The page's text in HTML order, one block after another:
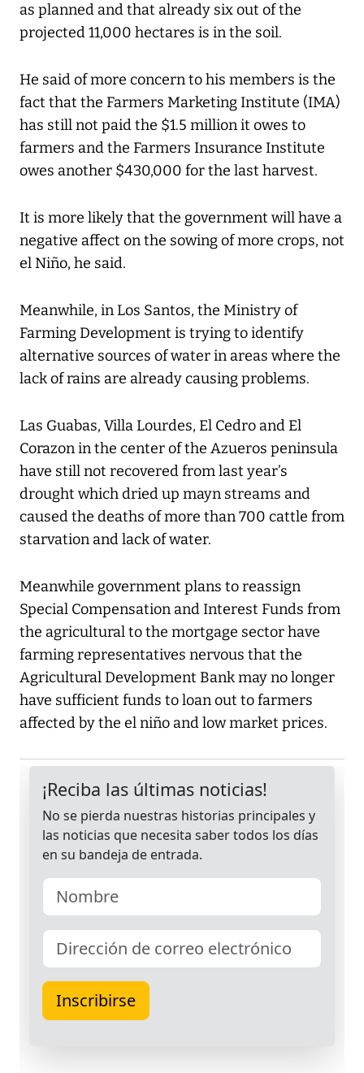
as planned and that already six out of the
projected 11,000 hectares is in the soil.
He said of more concern to his members is the
fact that the Farmers Marketing Institute (IMA)
has still not paid the $1.5 million it owes to
farmers and the Farmers Insurance Institute
owes another $430,000 for the last harvest.
It is more likely that the government will have a
negative affect on the sowing of more crops, not
el Niño, he said.
Meanwhile, in Los Santos, the Ministry of
Farming Development is trying to identify
alternative sources of water in areas where the
lack of rains are already causing problems.
Las Guabas, Villa Lourdes, El Cedro and El
Corazon in the center of the Azueros peninsula
have still not recovered from last year’s
drought which dried up mayn streams and
caused the deaths of more than 700 cattle from
starvation and lack of water.
Meanwhile government plans to reassign
Special Compensation and Interest Funds from
the agricultural to the mortgage sector have
farming representatives nervous that the
Agricultural Development Bank may no longer
have sufficient funds to loan out to farmers
affected by the el niño and low market prices.